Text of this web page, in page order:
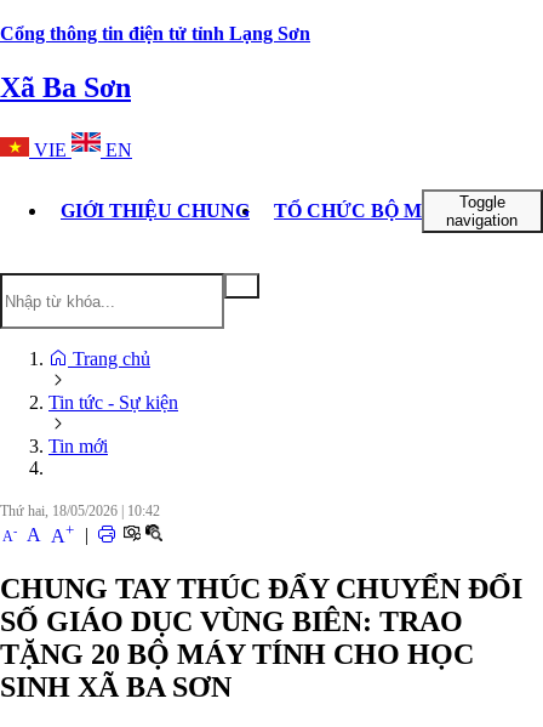
Cổng thông tin điện tử tỉnh Lạng Sơn
Xã Ba Sơn
VIE EN
GIỚI THIỆU CHUNG TỔ CHỨC BỘ MÁY TIN
Toggle
navigation
Trang chủ
Tin tức - Sự kiện
Tin mới
Thứ hai, 18/05/2026
10:42
A- A A+ |
CHUNG TAY THÚC ĐẨY CHUYỂN ĐỔI
SỐ GIÁO DỤC VÙNG BIÊN: TRAO
TẶNG 20 BỘ MÁY TÍNH CHO HỌC
SINH XÃ BA SƠN